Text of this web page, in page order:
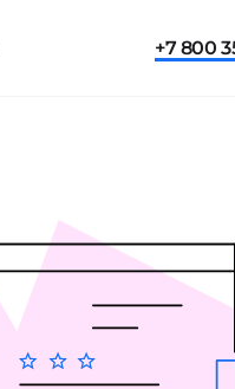
+7 800